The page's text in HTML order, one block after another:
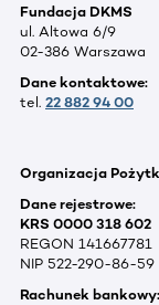
Fundacja DKMS
ul. Altowa 6/9
02-386 Warszawa
Dane kontaktowe:
tel. 22 882 94 00
Organizacja
Dane rejestrowe:
KRS 0000 318 602
REGON 141667781
NIP 522-290-86-59
Rachunek bankowy: